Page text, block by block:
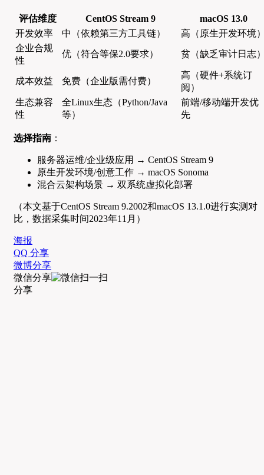
评估维度 CentOS Stream 9
macOS 13.0
开发效率
中（依赖第三方工具链）
高（原生开发环境
企业合规
性
优（符合等保2.0要求） 贫（缺乏审计日志
成本效益 免费（企业版需付费）
高（硬件+系统订
阅）
生态兼容
性
全Linux生态（Python/Java
等）
前端/移动端开发优
先
选择指南 ：
服务器运维/企业级应用 → CentOS Stream 9
原生开发环境/创意工作 → macOS Sonoma
混合云架构场景 → 双系统虚拟化部署
（本文基于CentOS Stream 9.2002和macOS 13.1.0进行实测对
比，数据采集时间2023年11月）
海报
QQ 分享
微博分享
微信分享
分享